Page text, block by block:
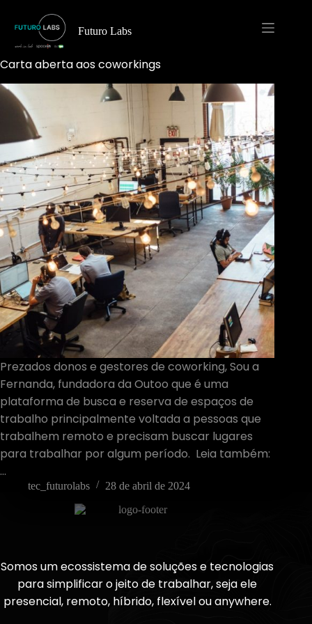
conteúdo
Futuro Labs
Carta aberta aos coworkings
Prezados donos e gestores de coworking, Sou a
Fernanda, fundadora da Outoo que é uma
plataforma de busca e reserva de espaços de
trabalho principalmente voltada a pessoas que
trabalhem remoto e precisam buscar lugares
para trabalhar por algum período. Leia também:
…
tec_futurolabs 28 de abril de 2024
Somos um ecossistema de soluções e tecnologias
para simplificar o jeito de trabalhar, seja ele
presencial, remoto, híbrido, flexível ou anywhere.